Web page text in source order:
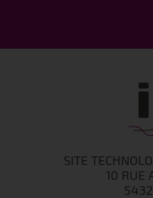
SITE
10 RUE